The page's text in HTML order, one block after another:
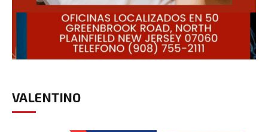
VALENTINO